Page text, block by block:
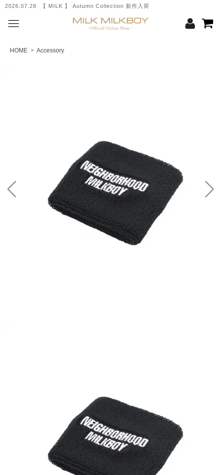
2026.07.28 【 MILK 】 Autumn Collection 新作入荷
HOME > Accessory